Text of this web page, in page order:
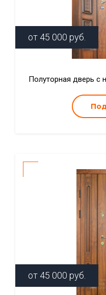
от 45 000 руб.
Полуторная дверь с
от 45 000 руб.